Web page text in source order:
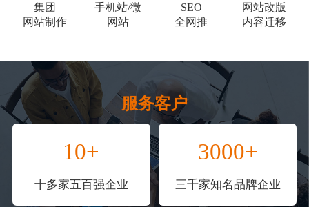
集团
网站制作
手机站/微
网站
SEO
全网推
网站改版
内容迁移
服务客户
10+
十多家五百强企业
3000+
三千家知名品牌企业